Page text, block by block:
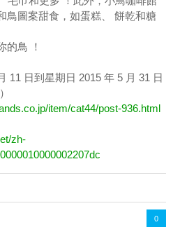
鳥圖案甜食，如蛋糕、 餅乾和糖
的鳥 ！
11 日到星期日 2015 年 5 月 31 日
item/cat44/post-936.html
zh-
0